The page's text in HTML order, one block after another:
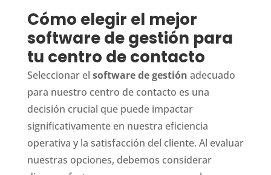
Cómo elegir el mejor
software de gestión para
tu centro de contacto
Seleccionar el software de gestión adecuado
para nuestro centro de contacto es una
decisión crucial que puede impactar
significativamente en nuestra eficiencia
operativa y la satisfacción del cliente. Al evaluar
nuestras opciones, debemos considerar